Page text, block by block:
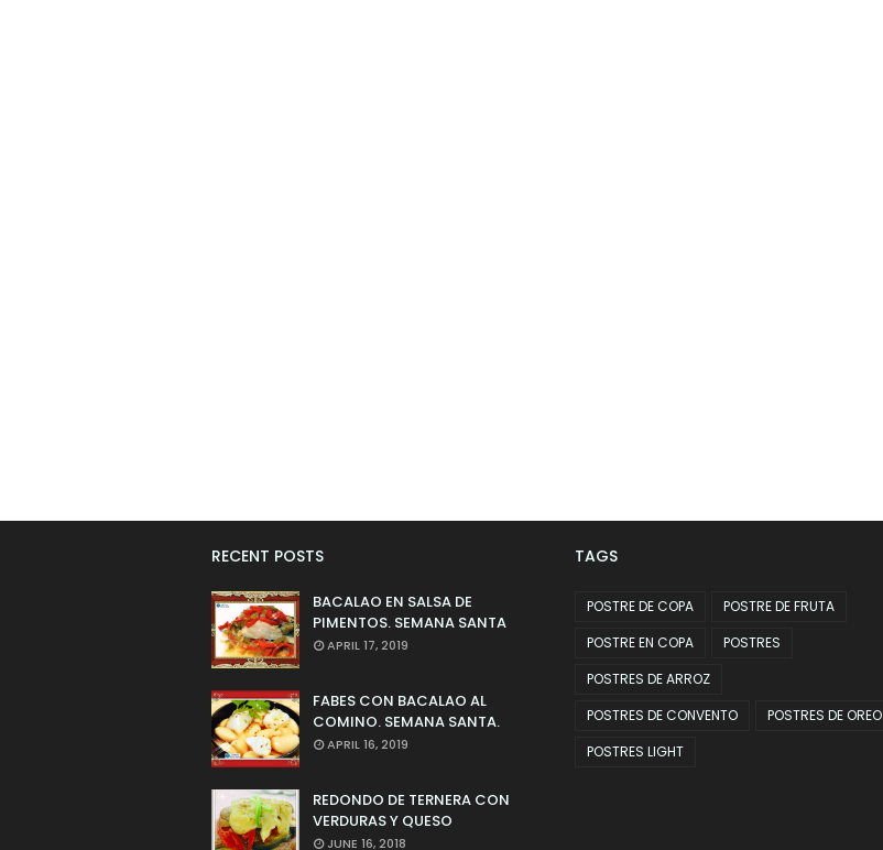
RECENT POSTS
BACALAO EN SALSA DE
PIMENTOS. SEMANA SANTA
APRIL 17, 2019
FABES CON BACALAO AL
COMINO. SEMANA SANTA.
APRIL 16, 2019
REDONDO DE TERNERA CON
VERDURAS Y QUESO
JUNE 16, 2018
TAGS
POSTRE DE COPA
POSTRE DE FRUTA
POSTRE EN COPA
POSTRES
POSTRES DE ARROZ
POSTRES DE CONVENTO
POSTRES DE OREO
POSTRES LIGHT